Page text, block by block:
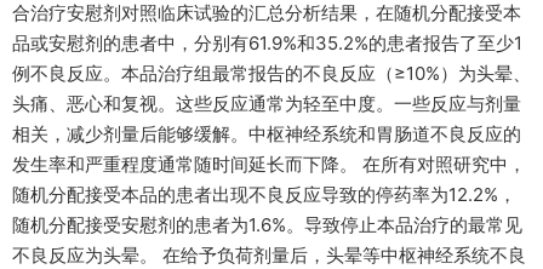
合治疗安慰剂对照临床试验的汇总分析结果，在随机分配接受本
品或安慰剂的患者中，分别有61.9%和35.2%的患者报告了至少1
例不良反应。本品治疗组最常报告的不良反应（≥10%）为头晕、
头痛、恶心和复视。这些反应通常为轻至中度。一些反应与剂量
相关，减少剂量后能够缓解。中枢神经系统和胃肠道不良反应的
发生率和严重程度通常随时间延长而下降。 在所有对照研究中，
随机分配接受本品的患者出现不良反应导致的停药率为12.2%，
随机分配接受安慰剂的患者为1.6%。导致停止本品治疗的最常见
不良反应为头晕。 在给予负荷剂量后，头晕等中枢神经系统不良